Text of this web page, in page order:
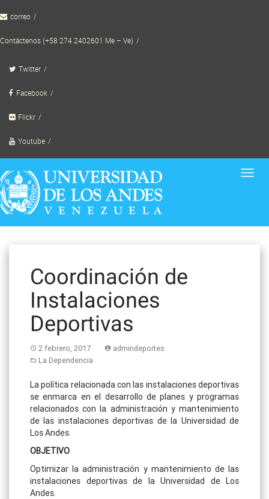
to correo
Contáctenos (+58 274 2402601 Me – Ve)
Twitter
Facebook
Flickr
Youtube
Coordinación de
Instalaciones
Deportivas
2 febrero, 2017
admindeportes
La Dependencia
La política relacionada con las instalaciones deportivas
se enmarca en el desarrollo de planes y programas
relacionados con la administración y mantenimiento
de las instalaciones deportivas de la Universidad de
Los Andes.
OBJETIVO
Optimizar la administración y mantenimiento de las
instalaciones deportivas de la Universidad de Los
Andes.